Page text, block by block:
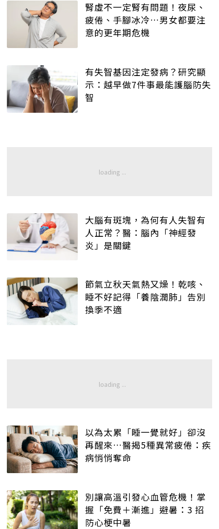
腎虛不一定腎有問題！夜尿、
疲倦、手腳冰冷…男女都要注
意的更年期危機
有失智基因注定發病？研究顯
示：越早做7件事最能護腦防失
智
大腦有斑塊，為何有人失智有
人正常？醫：腦內「神經發
炎」是關鍵
節氣立秋天氣熱又燥！乾咳、
睡不好記得「養陰潤肺」告別
換季不適
以為太累「睡一覺就好」卻沒
再醒來…醫揭5種異常疲倦：疾
病悄悄奪命
別讓高溫引發心血管危機！掌
握「免費＋漸進」避暑：3 招
防心梗中暑